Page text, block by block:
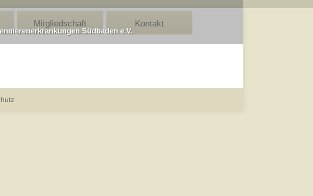
Südbaden e.V.
Mitgliedschaft Kontakt